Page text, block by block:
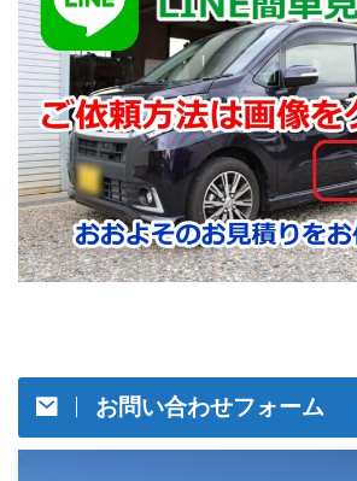
お問い合わせフォーム